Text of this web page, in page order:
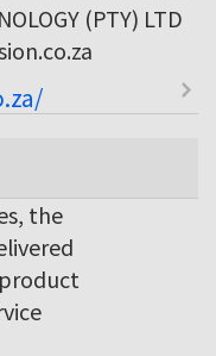
(PTY) LTD
the